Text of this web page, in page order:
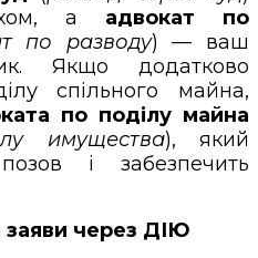
а адвокат по
по разводу) — ваш
Якщо додатково
спільного майна,
по поділу майна
имущества), який
і забезпечить
через ДІЮ